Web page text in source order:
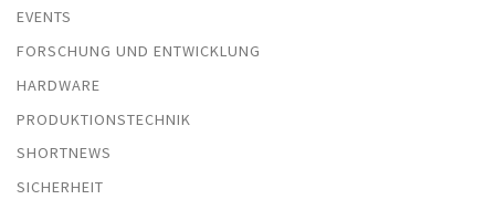
EVENTS
FORSCHUNG UND ENTWICKLUNG
HARDWARE
PRODUKTIONSTECHNIK
SHORTNEWS
SICHERHEIT